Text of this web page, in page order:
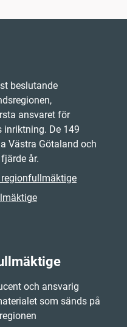
beslutande
ansvaret för
inriktning. De 149
Västra Götaland och
år.
och ansvarig
som sänds på